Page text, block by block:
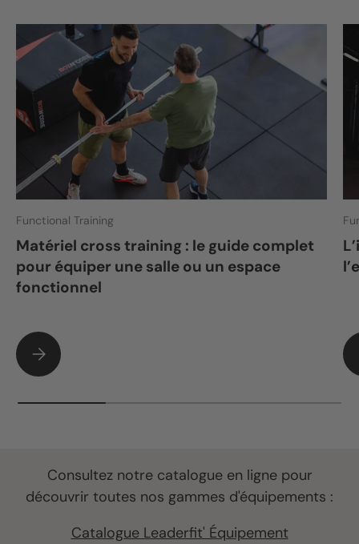
Functional Training
Matériel cross training : le guide complet
pour équiper une salle ou un espace
fonctionnel
Matériel cross training : le guide complet pour équiper une
Consultez notre catalogue en ligne pour
découvrir toutes nos gammes d'équipements :
Catalogue Leaderfit' Équipement